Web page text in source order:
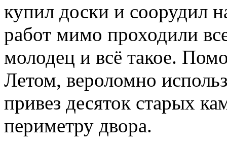
купил доски и соорудил
работ мимо проходили
молодец и всё такое.
Летом, вероломно
привез десяток старых
периметру двора.